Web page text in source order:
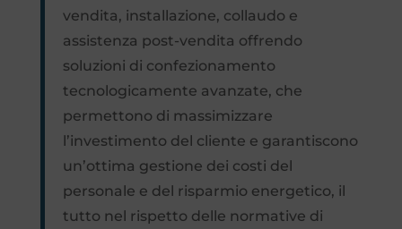
vendita, installazione, collaudo e
assistenza post-vendita offrendo
soluzioni di confezionamento
tecnologicamente avanzate, che
permettono di massimizzare
l’investimento del cliente e garantiscono
un’ottima gestione dei costi del
personale e del risparmio energetico, il
tutto nel rispetto delle normative di